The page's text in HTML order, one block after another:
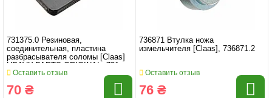
731375.0 Резиновая,
соединительная, пластина
разбрасывателя соломы [Claas]
HEAVY-PARTS ORIGINAL, 731
Оставить отзыв
70 ₴
736871 Втулка ножа
измельчителя [Claas], 736871.2
Оставить отзыв
76 ₴